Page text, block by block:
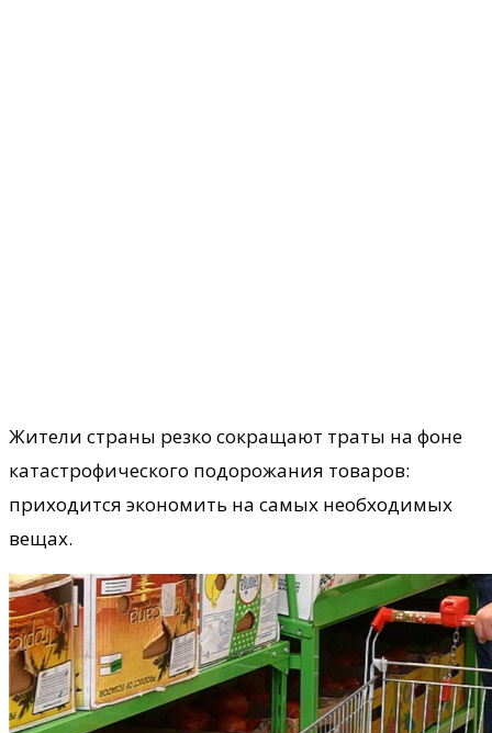
Жители страны резко сокращают траты на фоне
катастрофического подорожания товаров:
приходится экономить на самых необходимых
вещах.